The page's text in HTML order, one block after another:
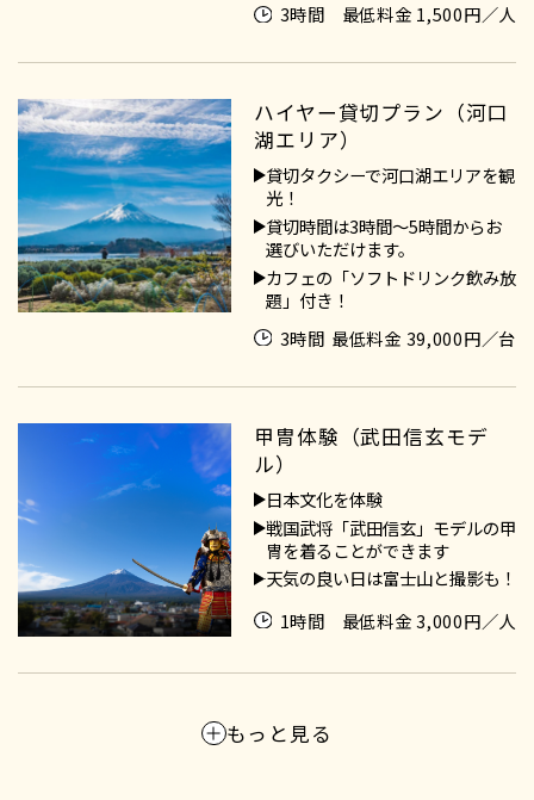
3時間
最低料金 1,500円／人
ハイヤー貸切プラン（河口
湖エリア）
貸切タクシーで河口湖エリアを観
光！
貸切時間は3時間～5時間からお
選びいただけます。
カフェの「ソフトドリンク飲み放
題」付き！
3時間 最低料金 39,000円／台
甲冑体験（武田信玄モデ
ル）
日本文化を体験
戦国武将「武田信玄」モデルの甲
冑を着ることができます
天気の良い日は富士山と撮影も！
1時間
最低料金 3,000円／人
もっと見る